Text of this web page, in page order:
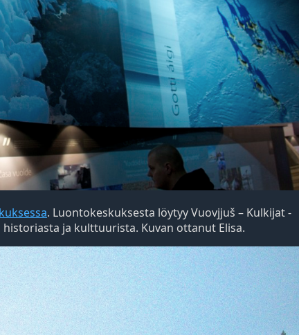
. Luontokeskuksesta löytyy Vuovjjuš – Kulkijat -
ja kulttuurista. Kuvan ottanut Elisa.